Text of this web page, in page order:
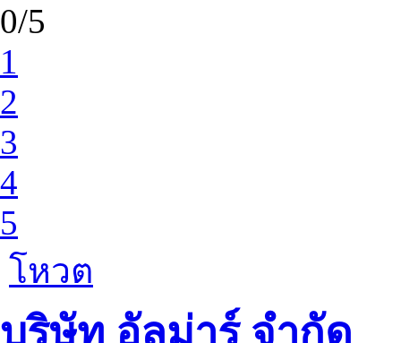
0/5
1
2
3
4
5
โหวต
บริษัท อัลม่าร์ จำกัด